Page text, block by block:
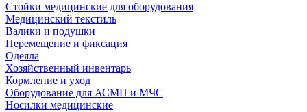
Стойки медицинские для оборудования
Медицинский текстиль
Валики и подушки
Перемещение и фиксация
Одеяла
Хозяйственный инвентарь
Кормление и уход
Оборудование для АСМП и МЧС
Носилки медицинские